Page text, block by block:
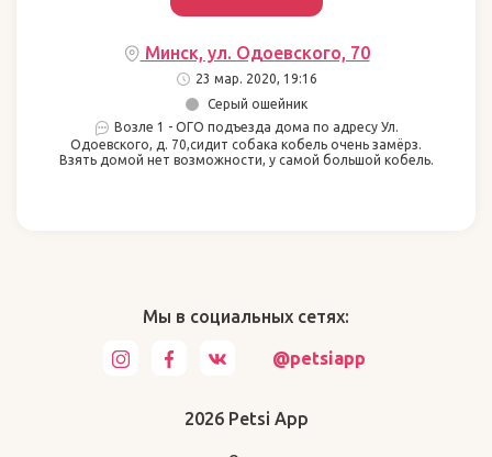
Минск, ул. Одоевского, 70
23 мар. 2020, 19:16
Серый ошейник
Возле 1 - ОГО подъезда дома по адресу Ул.
Одоевского, д. 70,сидит собака кобель очень замёрз.
Взять домой нет возможности, у самой большой кобель.
Мы в социальных сетях:
@petsiapp
2026 Petsi App